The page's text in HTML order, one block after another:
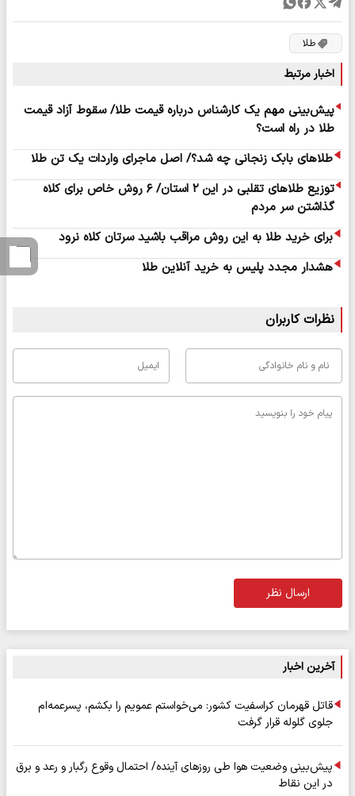
طلا
اخبار مرتبط
پیش‌بینی مهم یک کارشناس درباره قیمت طلا/ سقوط آزاد قیمت
طلا در راه است؟
طلاهای بابک زنجانی چه شد؟/ اصل ماجرای واردات یک تن طلا
توزیع طلاهای تقلبی در این ۲ استان/ ۶ روش خاص برای کلاه
گذاشتن سر مردم
برای خرید طلا به این روش مراقب باشید سرتان کلاه نرود
هشدار مجدد پلیس به خرید آنلاین طلا
نظرات کاربران
ارسال نظر
آخرین اخبار
قاتل قهرمان کراسفیت کشور: می‌خواستم عمویم را بکشم، پسرعمه‌ام
جلوی گلوله قرار گرفت
پیش‌بینی وضعیت هوا طی روزهای آینده/ احتمال وقوع رگبار و رعد و برق
در این نقاط